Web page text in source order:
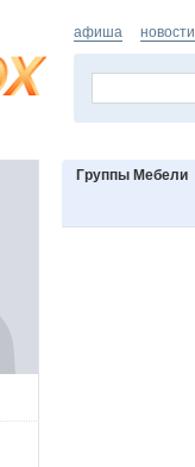
афиша новости
Группы Мебели